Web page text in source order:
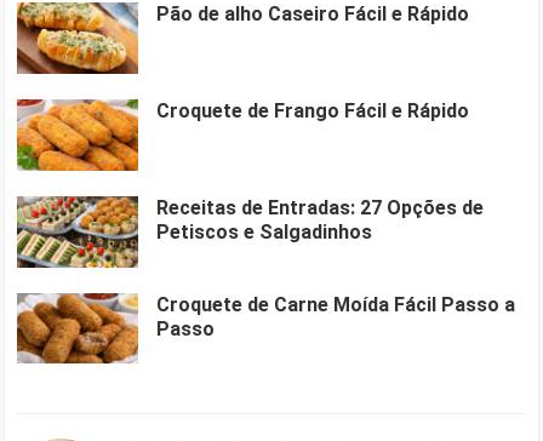
Pão de alho Caseiro Fácil e Rápido
Croquete de Frango Fácil e Rápido
Receitas de Entradas: 27 Opções de
Petiscos e Salgadinhos
Croquete de Carne Moída Fácil Passo a
Passo